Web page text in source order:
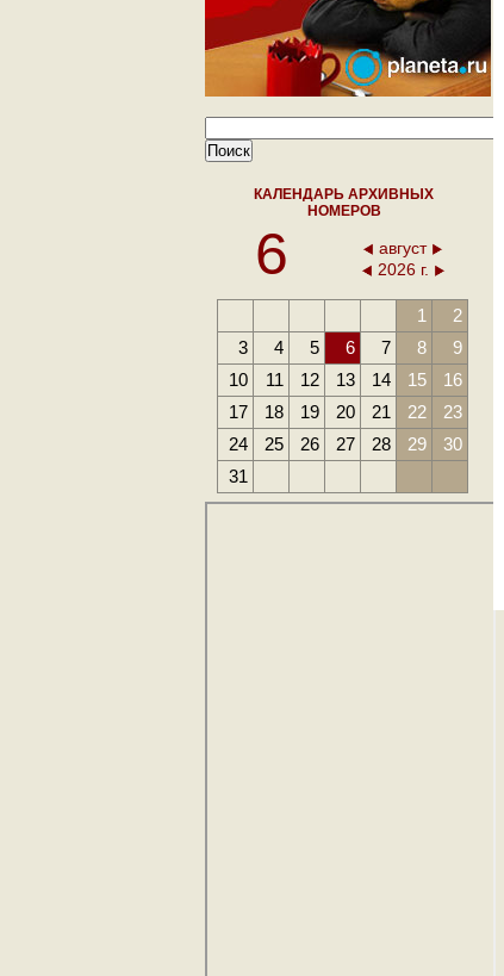
КАЛЕНДАРЬ АРХИВНЫХ
НОМЕРОВ
6
август
2026 г.
1
2
3
4 5 6 7 8
9
10
11 12 13 14 15
16
17
18 19 20 21 22
23
24
25 26 27 28 29
30
31